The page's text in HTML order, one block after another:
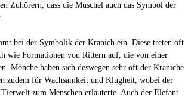
Zuhörern, dass die Muschel auch das Symbol der
bei der Symbolik der Kranich ein. Diese treten oft
wie Formationen von Rittern auf, die von einer
Mönche haben sich deswegen sehr oft der Kraniche
zudem für Wachsamkeit und Klugheit, wobei der
zum Menschen erläuterte. Auch der Elefant